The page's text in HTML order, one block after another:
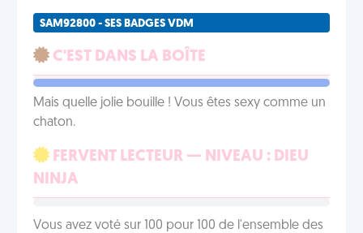
SAM92800 - SES BADGES VDM
C'EST DANS LA BOÎTE
Mais quelle jolie bouille ! Vous êtes sexy comme un
chaton.
FERVENT LECTEUR — NIVEAU : DIEU
NINJA
Vous avez voté sur 100 pour 100 de l'ensemble des